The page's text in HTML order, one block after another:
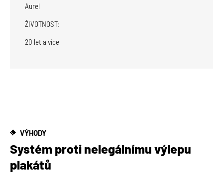
Aurel
ŽIVOTNOST:
20 let a více
VÝHODY
Systém proti nelegálnímu výlepu
plakátů